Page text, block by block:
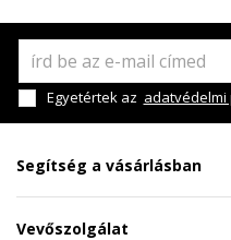
Egyetértek az adatvédelmi
Segítség a vásárlásban
Vevőszolgálat